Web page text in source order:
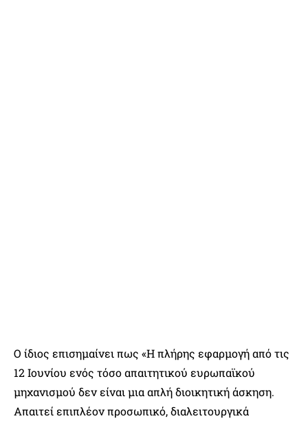
Ο ίδιος επισημαίνει πως «Η πλήρης εφαρμογή από τις
12 Ιουνίου ενός τόσο απαιτητικού ευρωπαϊκού
μηχανισμού δεν είναι μια απλή διοικητική άσκηση.
Απαιτεί επιπλέον προσωπικό, διαλειτουργικά